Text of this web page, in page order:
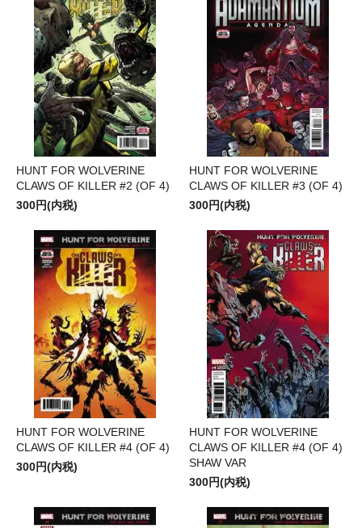
HUNT FOR WOLVERINE
CLAWS OF KILLER #2 (OF 4)
300円(内税)
HUNT FOR WOLVERINE
CLAWS OF KILLER #3 (OF 4)
300円(内税)
HUNT FOR WOLVERINE
CLAWS OF KILLER #4 (OF 4)
300円(内税)
HUNT FOR WOLVERINE
CLAWS OF KILLER #4 (OF 4)
SHAW VAR
300円(内税)